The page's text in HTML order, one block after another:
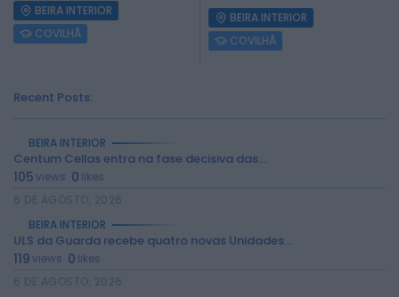
2026 Rádio Caria. Todos os direitos
BEIRA INTERIOR
COVILHÃ
BEIRA INTERIOR
COVILHÃ
Recent Posts:
BEIRA INTERIOR
Centum Cellas entra na fase decisiva das...
105views 0 likes
6 DE AGOSTO, 2026
BEIRA INTERIOR
ULS da Guarda recebe quatro novas Unidades...
119views 0 likes
6 DE AGOSTO, 2026